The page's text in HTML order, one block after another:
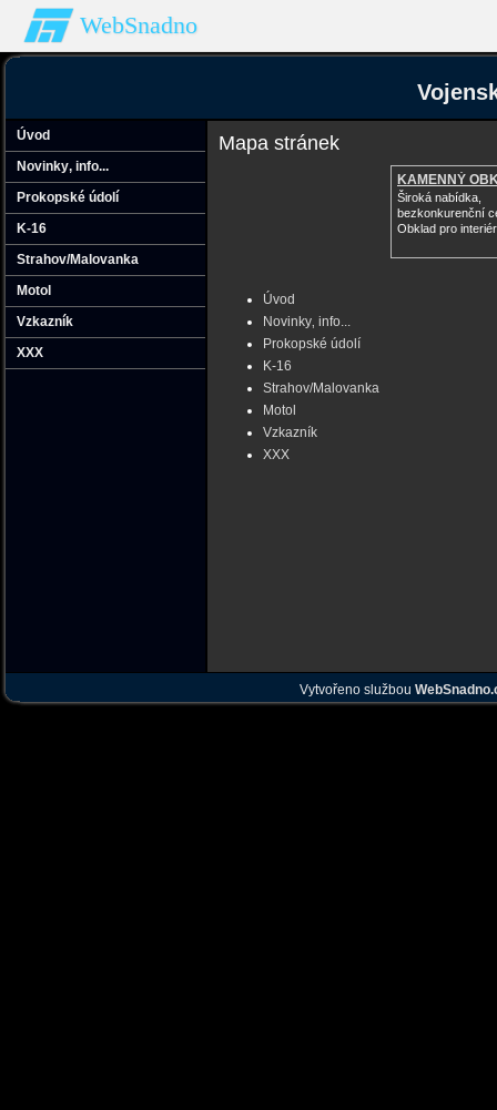
WebSnadno
Úvod
Novinky‚ info...
Prokopské údolí
K-16
Strahov/Malovanka
Motol
Vzkazník
XXX
Mapa stránek
KAMENNÝ
Široká nabídka,
bezkonkurenční
Obklad pro
Úvod
Novinky‚ info...
Prokopské údolí
K-16
Strahov/Malovanka
Motol
Vzkazník
XXX
Vytvořeno službou